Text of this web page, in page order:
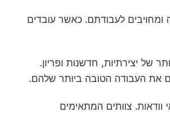
ומחויבים לעבודתם. כאשר עובדים
של יצירתיות, חדשנות ופריון.
את העבודה הטובה ביותר שלהם.
צוותים המתאימים